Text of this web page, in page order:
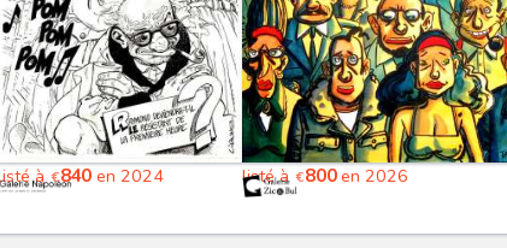
à€840 en 2024 listé à €800en 2026